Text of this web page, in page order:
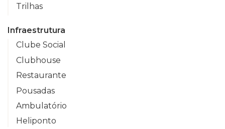
Trilhas
Infraestrutura
Clube Social
Clubhouse
Restaurante
Pousadas
Ambulatório
Heliponto